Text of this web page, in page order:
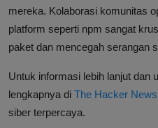
mereka. Kolaborasi komunitas
platform seperti npm sangat
paket dan mencegah serangan
Untuk informasi lebih lanjut dan
lengkapnya di The Hacker News
siber terpercaya.